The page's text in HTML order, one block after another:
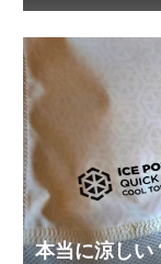
本当に涼しい